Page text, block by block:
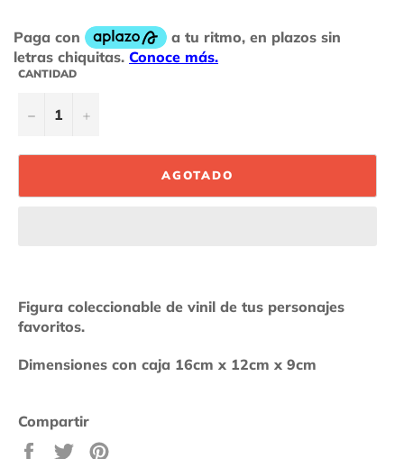
CANTIDAD
− +
AGOTADO
Figura coleccionable de vinil de tus personajes
favoritos.
Dimensiones con caja 16cm x 12cm x 9cm
Compartir
Compartir
Tuitear